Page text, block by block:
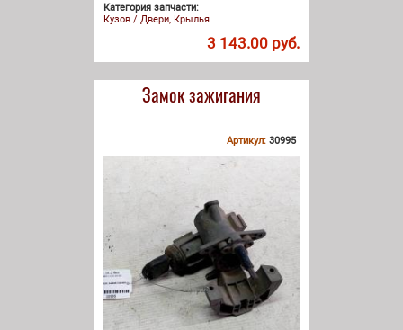
Категория запчасти:
Кузов / Двери, Крылья
3 143.00 руб.
Замок зажигания
Артикул: 30995